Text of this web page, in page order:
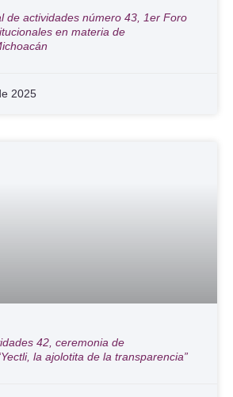
de actividades número 43, 1er Foro
en materia de
2025
42, ceremonia de
la ajolotita de la transparencia”